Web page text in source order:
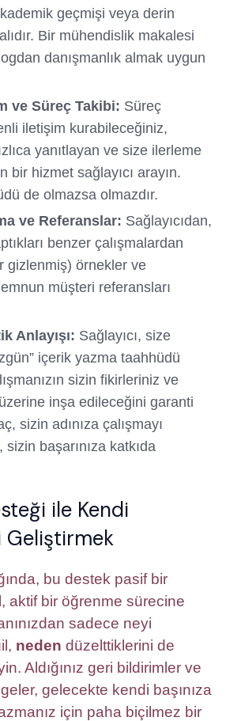
geçmişi veya derin
Bir mühendislik makalesi
danışmanlık almak uygun
ve Süreç Takibi: Süreç
iletişim kurabileceğiniz,
yanıtlayan ve size ilerleme
bir hizmet sağlayıcı arayın.
de olmazsa olmazdır.
ve Referanslar: Sağlayıcıdan,
benzer çalışmalardan
gizlenmiş) örnekler ve
müşteri referansları
Anlayışı: Sağlayıcı, size
içerik yazma taahhüdü
sizin fikirleriniz ve
inşa edileceğini garanti
sizin adınıza çalışmayı
başarınıza katkıda
ile Kendi
Geliştirmek
bu destek pasif bir
aktif bir öğrenme sürecine
sadece neyi
neden düzelttiklerini de
Aldığınız geri bildirimler ve
gelecekte kendi başınıza
için paha biçilmez bir